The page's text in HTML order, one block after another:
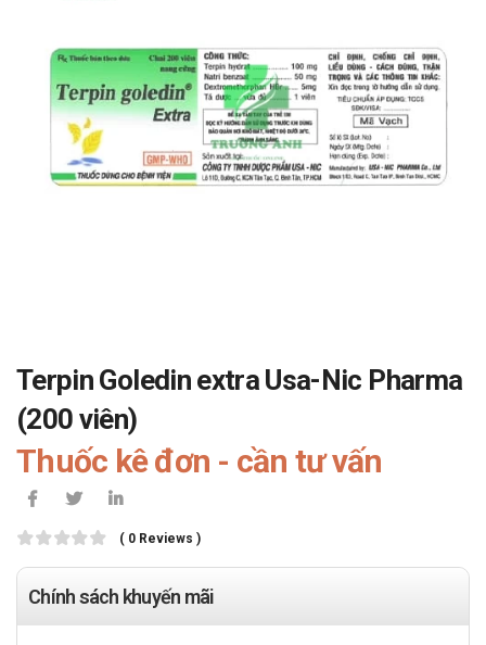
Terpin Goledin extra Usa-Nic Pharma
(200 viên)
Thuốc kê đơn - cần tư vấn
( 0 Reviews )
Chính sách khuyến mãi